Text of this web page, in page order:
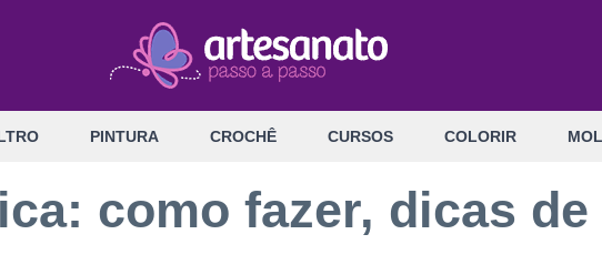
PINTURA CROCHÊ CURSOS COLORIR
como fazer, dicas